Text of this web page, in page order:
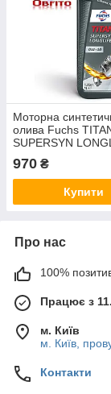
Моторна
олива Fuchs
SUPERSYN
SAE 0W-40, 1л
970 ₴
Купити
Про нас
100%
Працює з
м. Київ
м. Київ,
Контакти